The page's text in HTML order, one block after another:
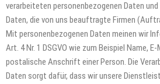
verarbeiteten personenbezogenen Daten
Daten, die von uns beauftragte Firmen
Mit personenbezogenen Daten meinen wir
Art. 4 Nr. 1 DSGVO wie zum Beispiel Name,
postalische Anschrift einer Person. Die
Daten sorgt dafür, dass wir unsere